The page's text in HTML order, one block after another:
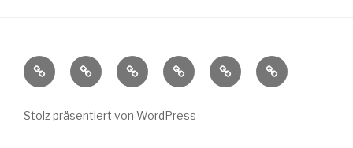
PaartherapieAngebot
&
Wut-
Coaching
Cellular
Transformation®
Über
uns
Termin
buchen
Stolz präsentiert von WordPress